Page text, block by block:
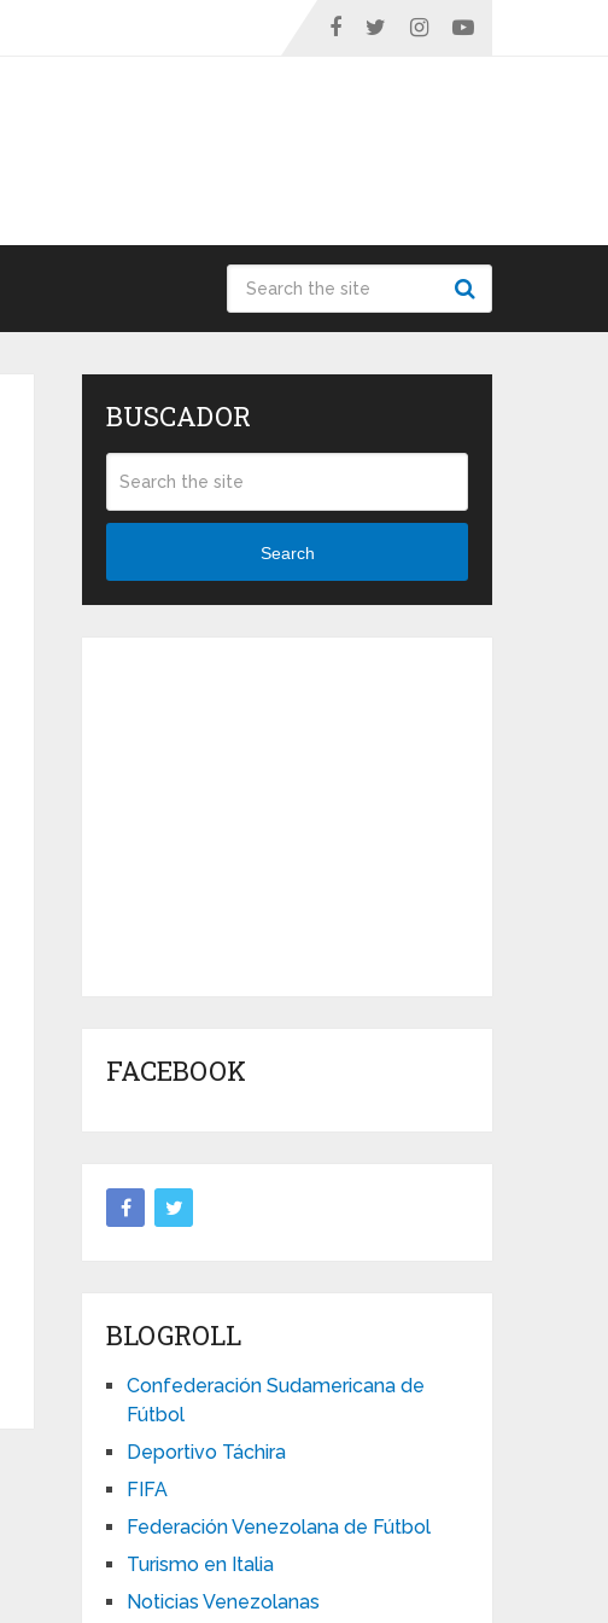
BUSCADOR
Search
FACEBOOK
BLOGROLL
Confederación Sudamericana de
Fútbol
Deportivo Táchira
FIFA
Federación Venezolana de Fútbol
Turismo en Italia
Noticias Venezolanas